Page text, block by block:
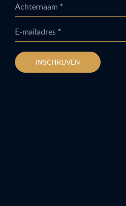
Achternaam *
E-mailadres *
INSCHRIJVEN